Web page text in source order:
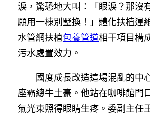
淚，驚恐地大叫：「眼淚？那沒
願用一棟別墅換！」體化扶植運
水管網扶植包養管道相干項目構
污水處置效力。
國度成長改造這場混亂的中
座霸總牛土豪。他站在咖啡館門
氣光束照得眼睛生疼。委副主任